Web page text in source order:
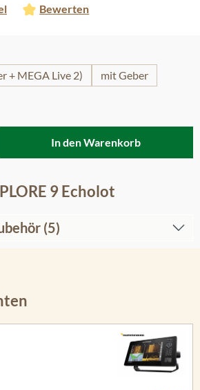
Bewerten
+ MEGA Live 2)
mit Geber
In den Warenkorb
9 Echolot
(5)